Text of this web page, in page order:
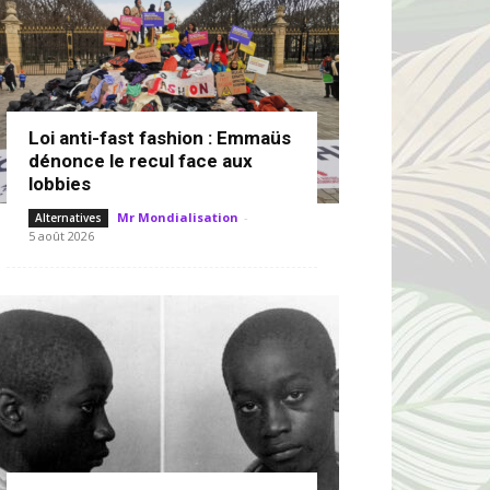
Loi anti-fast fashion : Emmaüs
dénonce le recul face aux
lobbies
Alternatives Mr Mondialisation -
5 août 2026